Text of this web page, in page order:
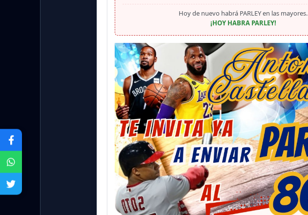
Hoy de nuevo habrá PARLEY en las mayores.
¡HOY HABRA PARLEY!